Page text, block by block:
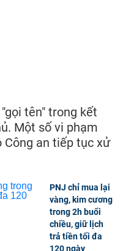
tên" trong kết
Một số vi phạm
Công an tiếp tục xử
PNJ chỉ mua lại
vàng, kim cương
trong 2h buổi
chiều, giữ lịch
trả tiền tối đa
120 ngày